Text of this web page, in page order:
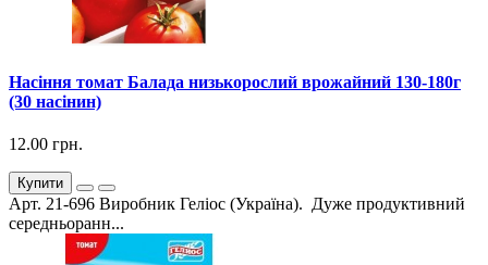
Насіння томат Балада низькорослий врожайний 130-180г
(30 насінин)
12.00 грн.
Купити
Арт. 21-696 Виробник Геліос (Україна). Дуже продуктивний
середньоранн...